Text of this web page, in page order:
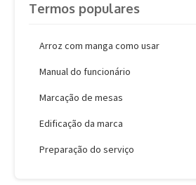
Termos populares
Arroz com manga como usar
Manual do funcionário
Marcação de mesas
Edificação da marca
Preparação do serviço